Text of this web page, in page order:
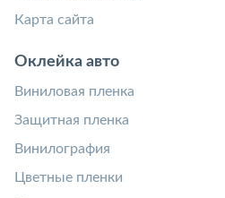
Карта сайта
Оклейка авто
Виниловая пленка
Защитная пленка
Винилография
Цветные пленки